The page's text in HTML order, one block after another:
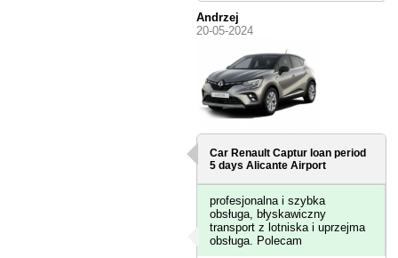
Andrzej
20-05-2024
Car Renault Captur loan period
5 daysAlicante Airport
profesjonalna i szybka
obsługa, błyskawiczny
transport z lotniska i uprzejma
obsługa. Polecam